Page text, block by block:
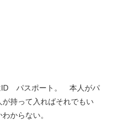
ID パスポート。 本人がパ
持って入ればそれでもい
からない。